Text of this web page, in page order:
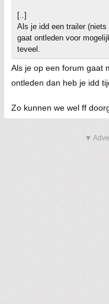
[..]
Als je idd een trailer
gaat ontleden voor
teveel.
Als je op een forum gaat
ontleden dan heb je idd
Zo kunnen we wel ff
▼